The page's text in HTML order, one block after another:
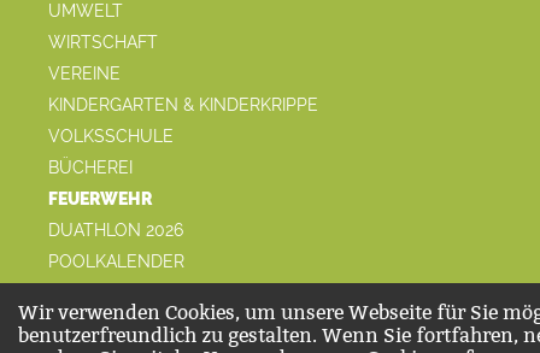
UMWELT
WIRTSCHAFT
VEREINE
KINDERGARTEN & KINDERKRIPPE
VOLKSSCHULE
BÜCHEREI
FEUERWEHR
DUATHLON 2026
POOLKALENDER
Wir verwenden Cookies, um unsere Webseite für Sie
benutzerfreundlich zu gestalten. Wenn Sie fortfahren,